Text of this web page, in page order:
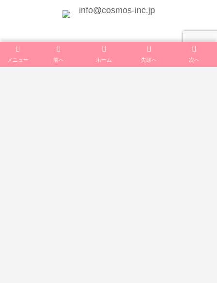
info@cosmos-inc.jp
メニュー 前へ ホーム 先頭へ 次へ